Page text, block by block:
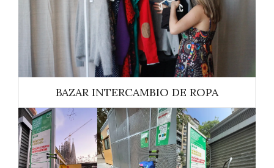
BAZAR INTERCAMBIO DE ROPA